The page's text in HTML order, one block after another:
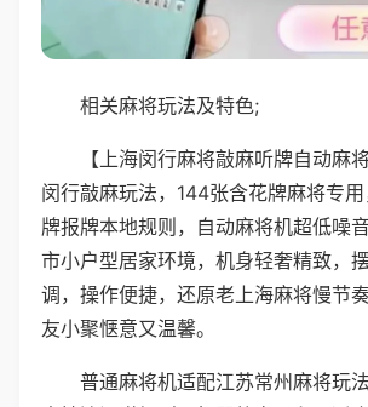
相关麻将玩法及特色;
【上海闵行麻将敲麻听牌自动麻
闵行敲麻玩法，144张含花牌麻将专
牌报牌本地规则，自动麻将机超低噪
市小户型居家环境，机身轻奢精致，
调，操作便捷，还原老上海麻将慢节
友小聚惬意又温馨。
普通麻将机适配江苏常州麻将玩